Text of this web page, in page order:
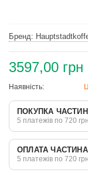
Бренд:
3597,00 грн
Наявність:
ПОКУПКА
5 платежів по 720 грн
ОПЛАТА
5 платежів по 720 грн